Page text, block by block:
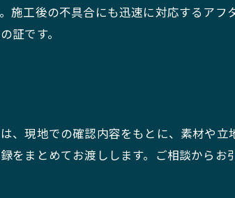
施工後の不具合にも迅速に対応するアフ
証です。
、現地での確認内容をもとに、素材や
をまとめてお渡しします。ご相談からお